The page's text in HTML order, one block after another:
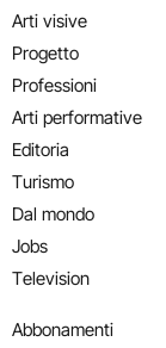
Arti visive
Progetto
Professioni
Arti performative
Editoria
Turismo
Dal mondo
Jobs
Television
Abbonamenti